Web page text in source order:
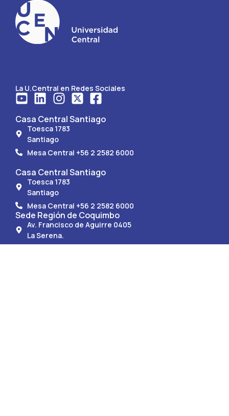
La U.Central en Redes Sociales
Casa Central Santiago
Toesca 1783
Santiago
Mesa Central +56 2 2582 6000
Casa Central Santiago
Toesca 1783
Santiago
Mesa Central +56 2 2582 6000
Sede Región de Coquimbo
Av. Francisco de Aguirre 0405
La Serena.